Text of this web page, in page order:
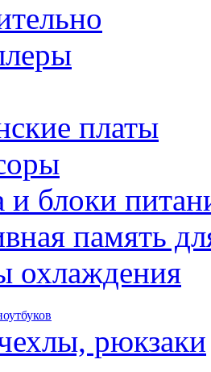
платы
и блоки
память
охлаждения
рюкзаки